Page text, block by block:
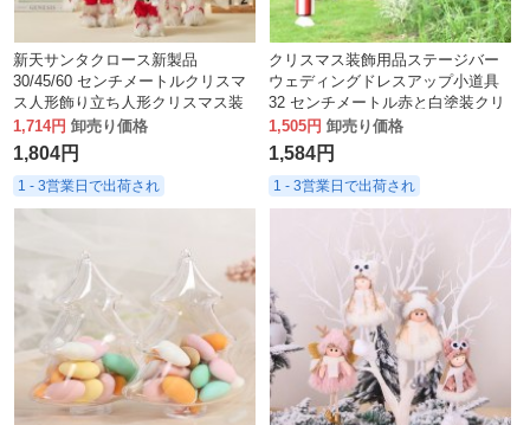
新天サンタクロース新製品
30/45/60 センチメートルクリスマ
ス人形飾り立ち人形クリスマス装
飾
1,714円 卸売り価格
1,804円
1 - 3営業日で出荷され
クリスマス装飾用品ステージバー
ウェディングドレスアップ小道具
32 センチメートル赤と白塗装クリ
スマスキャンディー装飾ペンダン
ト
1,505円 卸売り価格
1,584円
1 - 3営業日で出荷され